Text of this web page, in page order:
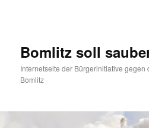
Bomlitz soll
Internetseite der Bürgerinitiative gegen
Bomlitz